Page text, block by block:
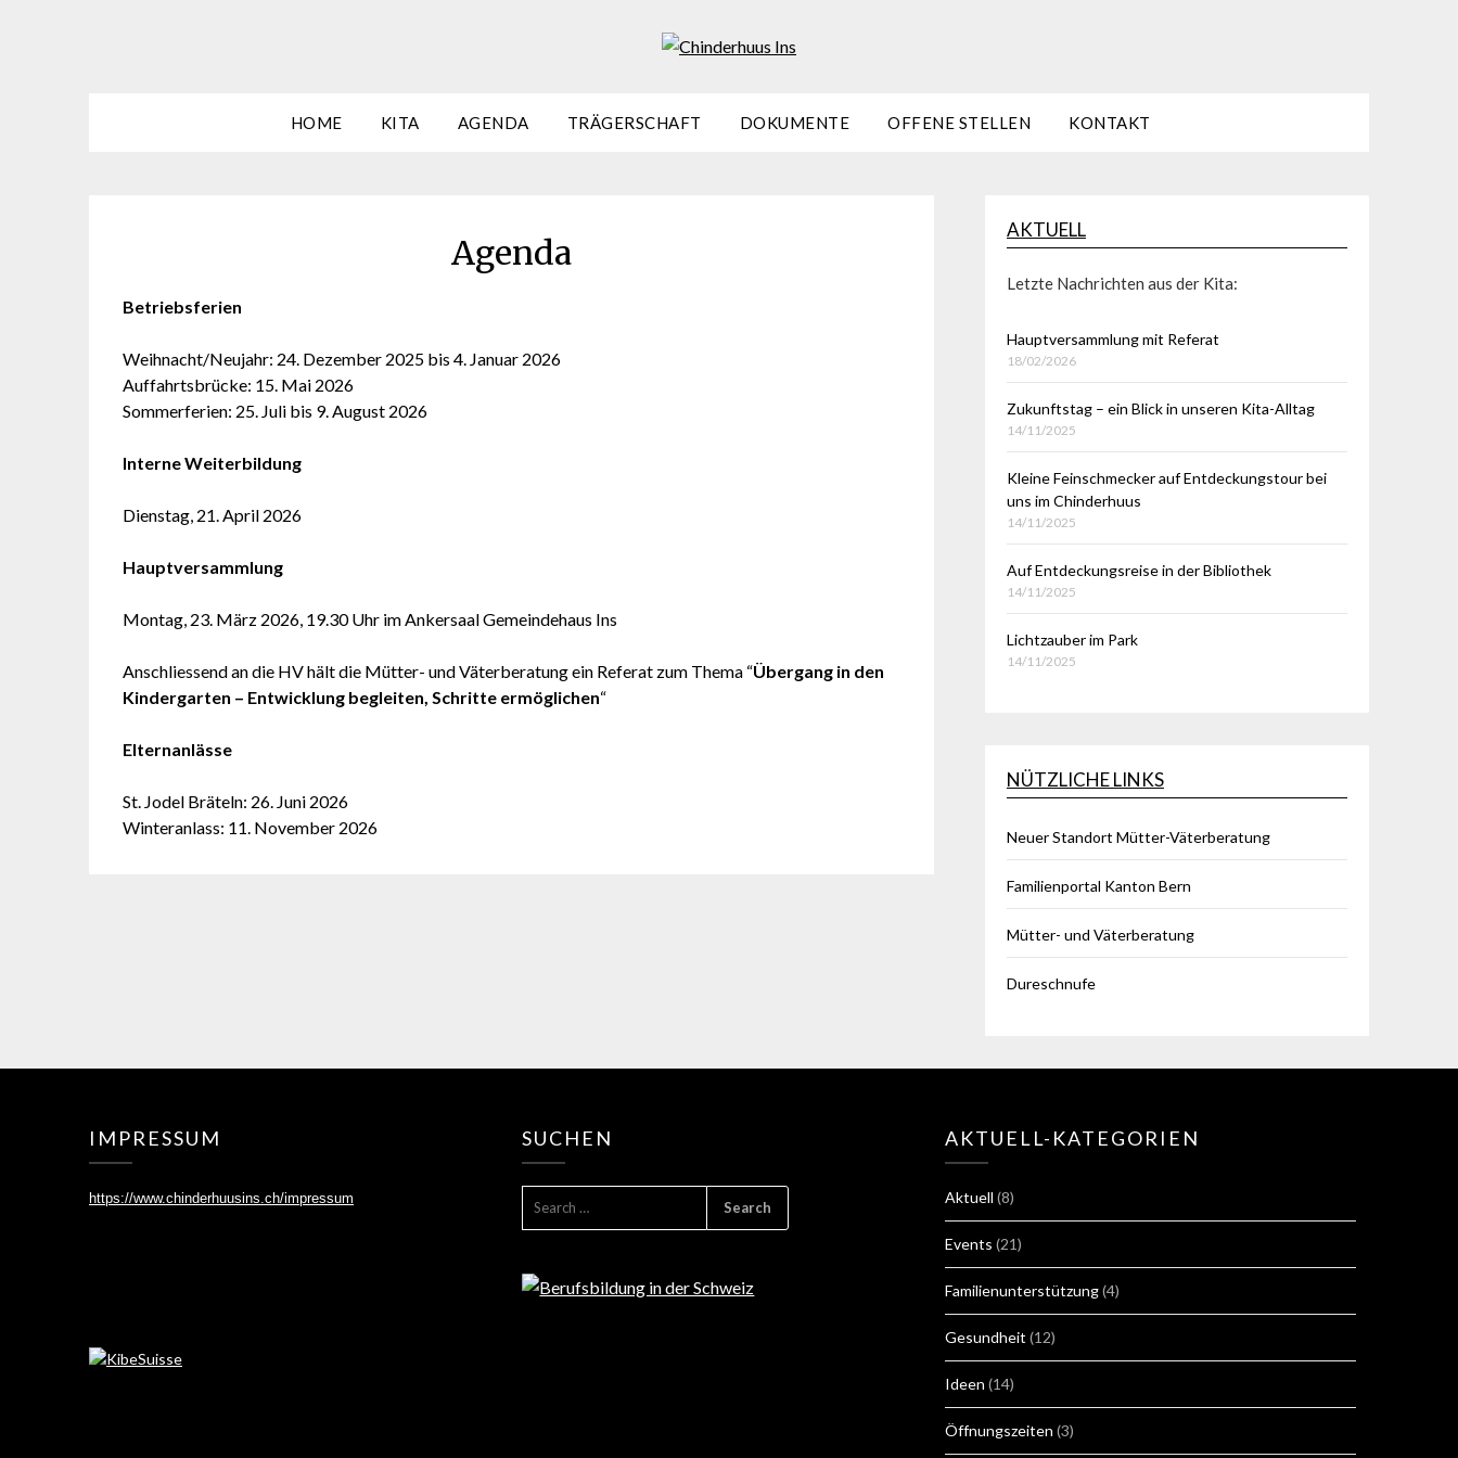
HOME KITA AGENDA TRÄGERSCHAFT DOKUMENTE OFFENE STELLEN KONTAKT
Agenda
Betriebsferien
Weihnacht/Neujahr: 24. Dezember 2025 bis 4. Januar 2026
Auffahrtsbrücke: 15. Mai 2026
Sommerferien: 25. Juli bis 9. August 2026
Interne Weiterbildung
Dienstag, 21. April 2026
Hauptversammlung
Montag, 23. März 2026, 19.30 Uhr im Ankersaal Gemeindehaus Ins
Anschliessend an die HV hält die Mütter- und Väterberatung ein Referat zum Thema “Übergang in den
Kindergarten – Entwicklung begleiten, Schritte ermöglichen“
Elternanlässe
St. Jodel Bräteln: 26. Juni 2026
Winteranlass: 11. November 2026
AKTUELL
Letzte Nachrichten aus der Kita:
Hauptversammlung mit Referat
18/02/2026
Zukunftstag – ein Blick in unseren Kita-Alltag
14/11/2025
Kleine Feinschmecker auf Entdeckungstour bei
uns im Chinderhuus
14/11/2025
Auf Entdeckungsreise in der Bibliothek
14/11/2025
Lichtzauber im Park
14/11/2025
NÜTZLICHE LINKS
Neuer Standort Mütter-Väterberatung
Familienportal Kanton Bern
Mütter- und Väterberatung
Dureschnufe
IMPRESSUM
https://www.chinderhuusins.ch/impressum
SUCHEN AKTUELL-KATEGORIEN
Aktuell (8)
Events (21)
Familienunterstützung(4)
Gesundheit (12)
Ideen (14)
Öffnungszeiten (3)